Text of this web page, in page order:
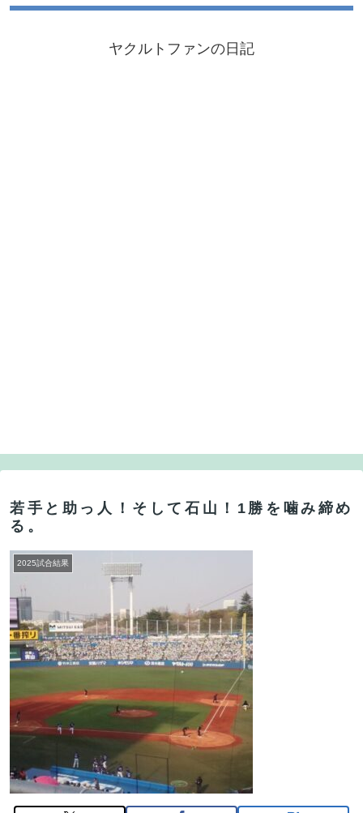
ヤクルトファンの日記
若手と助っ人！そして石山！1勝を噛み締め
る。
2025試合結果